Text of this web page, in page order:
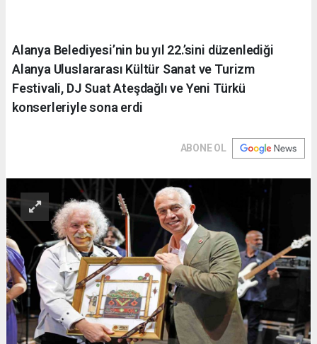
Alanya Belediyesi’nin bu yıl 22.’sini düzenlediği
Alanya Uluslararası Kültür Sanat ve Turizm
Festivali, DJ Suat Ateşdağlı ve Yeni Türkü
konserleriyle sona erdi
ABONE OL